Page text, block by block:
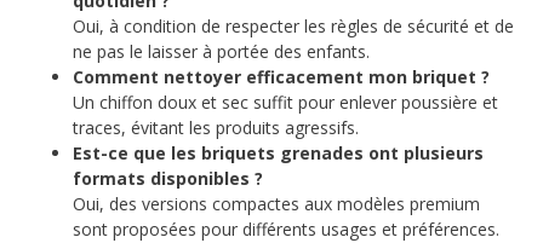
Oui, à condition de respecter les règles de sécurité et de
ne pas le laisser à portée des enfants.
Comment nettoyer efficacement mon briquet ?
Un chiffon doux et sec suffit pour enlever poussière et
traces, évitant les produits agressifs.
Est-ce que les briquets grenades ont plusieurs
formats disponibles ?
Oui, des versions compactes aux modèles premium
sont proposées pour différents usages et préférences.